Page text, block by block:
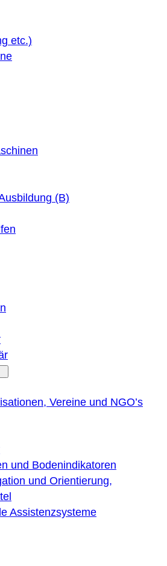
etc.)
(B)
Vereine und NGO’s
und Bodenindikatoren
und Orientierung,
Assistenzsysteme